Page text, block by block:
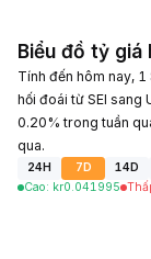
Biểu đồ tỷ giá
Tính đến hôm nay,
hối đoái từ SEI sang
0.20% trong tuần
qua.
24H 7D 14D
Cao: kr0.041995